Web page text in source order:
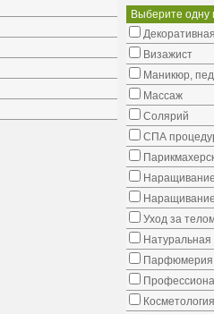
Выберите одну
Визажист
Маникюр,
Массаж
Солярий
СПА
Уход за
Натуральная
Парфюмерия
Косметология